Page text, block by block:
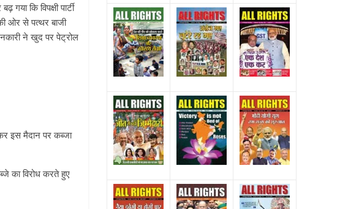
कि विपक्षी पार्टी
ओर से पत्थर बाजी
ने खुद पर पेट्रोल
इस मैदान पर कब्जा
का विरोध करते हुए